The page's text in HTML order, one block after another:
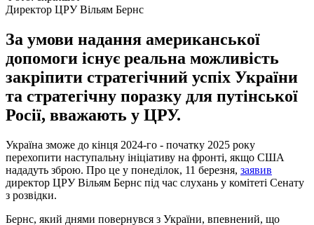
Директор ЦРУ Вільям Бернс
За умови надання американської
допомоги існує реальна можливість
закріпити стратегічний успіх України
та стратегічну поразку для путінської
Росії, вважають у ЦРУ.
Україна зможе до кінця 2024-го - початку 2025 року
перехопити наступальну ініціативу на фронті, якщо США
нададуть зброю. Про це у понеділок, 11 березня, заявив
директор ЦРУ Вільям Бернс під час слухань у комітеті Сенату
з розвідки.
Бернс, який днями повернувся з України, впевнений, що